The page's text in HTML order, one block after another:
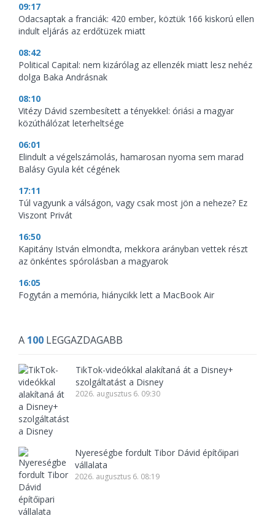
09:17
Odacsaptak a franciák: 420 ember, köztük 166 kiskorú ellen
indult eljárás az erdőtüzek miatt
08:42
Political Capital: nem kizárólag az ellenzék miatt lesz nehéz
dolga Baka Andrásnak
08:10
Vitézy Dávid szembesített a tényekkel: óriási a magyar
közúthálózat leterheltsége
06:01
Elindult a végelszámolás, hamarosan nyoma sem marad
Balásy Gyula két cégének
17:11
Túl vagyunk a válságon, vagy csak most jön a neheze? Ez
Viszont Privát
16:50
Kapitány István elmondta, mekkora arányban vettek részt
az önkéntes spórolásban a magyarok
16:05
Fogytán a memória, hiánycikk lett a MacBook Air
A 100 LEGGAZDAGABB
TikTok-videókkal alakítaná át a Disney+
szolgáltatást a Disney
2026. augusztus 6. 09:30
Nyereségbe fordult Tibor Dávid építőipari
vállalata
2026. augusztus 6. 08:19